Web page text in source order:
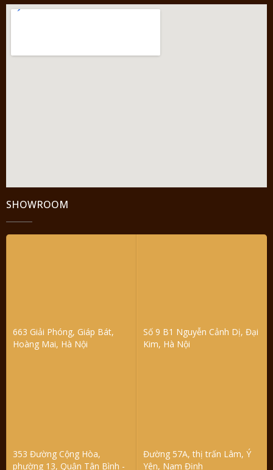
SHOWROOM
663 Giải Phóng, Giáp Bát,
Hoàng Mai, Hà Nội
Số 9 B1 Nguyễn Cảnh Dị, Đại
Kim, Hà Nội
353 Đường Cộng Hòa,
phường 13, Quận Tân Bình -
Đường 57A, thị trấn Lâm, Ý
Yên, Nam Định